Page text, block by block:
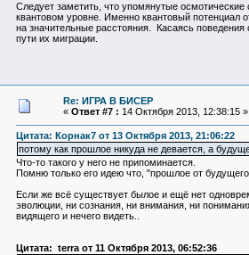
Следует заметить, что упомянутые осмотические
квантовом уровне. Именно квантовый потенциал
на значительные расстояния. Касаясь
пути их миграции.
Re: ИГРА В БИСЕР
« Ответ #7 : 14 Октября 2013, 12:38:15 »
Цитата: Корнак7 от 13 Октября 2013, 21:06:22
потому как прошлое никуда не девается, а
Что-то такого у него не припоминается.
Помню только его идею что, "прошлое от
Если же всё существует былое и ещё нет
эволюции, ни сознания, ни внимания, ни
видящего и нечего видеть..
Цитата: terra от 11 Октября 2013, 06:52:36